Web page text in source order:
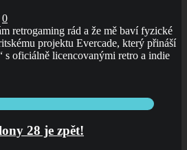
0
retrogaming rád a že mě baví fyzické
projektu Evercade, který přináší
s oficiálně licencovanými retro a indie
28 je zpět!